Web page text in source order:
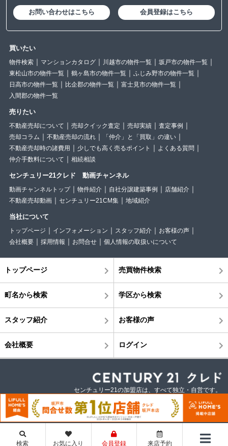
お問い合わせはこちら 会員登録はこちら
買いたい
物件検索 マンションカタログ 川越市の物件一覧
坂戸市の物件一覧
東松山市の物件一覧
鶴ヶ島市の物件一覧
ふじみ野市の物件一覧
日高市の物件一覧
比企郡の物件一覧
富士見市の物件一覧
入間郡の物件一覧
売りたい
不動産売却について 売却クイック査定 売却実績
査定事例
売却コラム
不動産売却の流れ
「仲介」と「買取」の違い
不動産売却時の諸費用
少しでも高く売るポイント
よくある質問
仲介手数料について
相続相談
センチュリー21クレド 動画チャンネル
動画チャンネルトップ 物件紹介 自社分譲建築事例
店舗紹介
不動産売却動画
センチュリー21CM集 地域紹介
当社について
トップページ インフォメーション スタッフ紹介
お客様の声
会社概要
採用情報 お問合せ 個人情報の取扱いについて
トップページ 売買物件検索
町名から検索 学区から検索
スタッフ紹介 お客様の声
会社概要 ログイン
センチュリー21の加盟店は、すべて独立・自営です。
©株式会社クレド
検索 お気に入り 会員登録 来店予約